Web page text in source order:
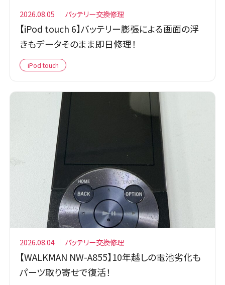
2026.08.05 バッテリー交換修理
【iPod touch 6】バッテリー膨張による画面の浮
きもデータそのまま即日修理！
iPod touch
2026.08.04 バッテリー交換修理
【WALKMAN NW-A855】10年越しの電池劣化も
パーツ取り寄せで復活！